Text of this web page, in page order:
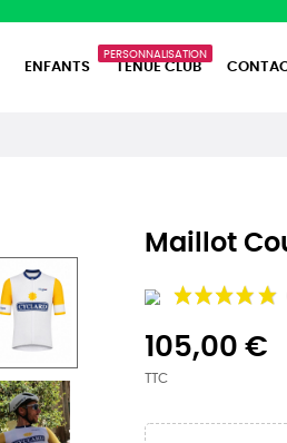
ENFANTS TENUE CLUB
PERSONNALISATION
Maillot
105,00 €
TTC